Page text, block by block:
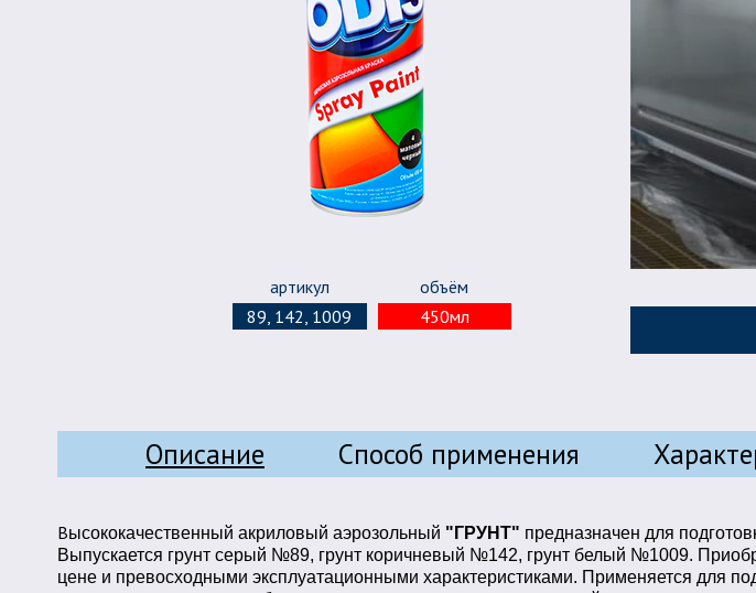
артикул
объём
89, 142, 1009
450мл
Описание Способ применения
Высококачественный акриловый аэрозольный "ГРУНТ" предназначен для
Выпускается грунт серый №89, грунт коричневый №142, грунт белый №1009.
цене и превосходными эксплуатационными характеристиками. Применяется для